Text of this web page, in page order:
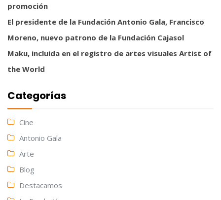
promoción
El presidente de la Fundación Antonio Gala, Francisco
Moreno, nuevo patrono de la Fundación Cajasol
Maku, incluida en el registro de artes visuales Artist of
the World
Categorías
Cine
Antonio Gala
Arte
Blog
Destacamos